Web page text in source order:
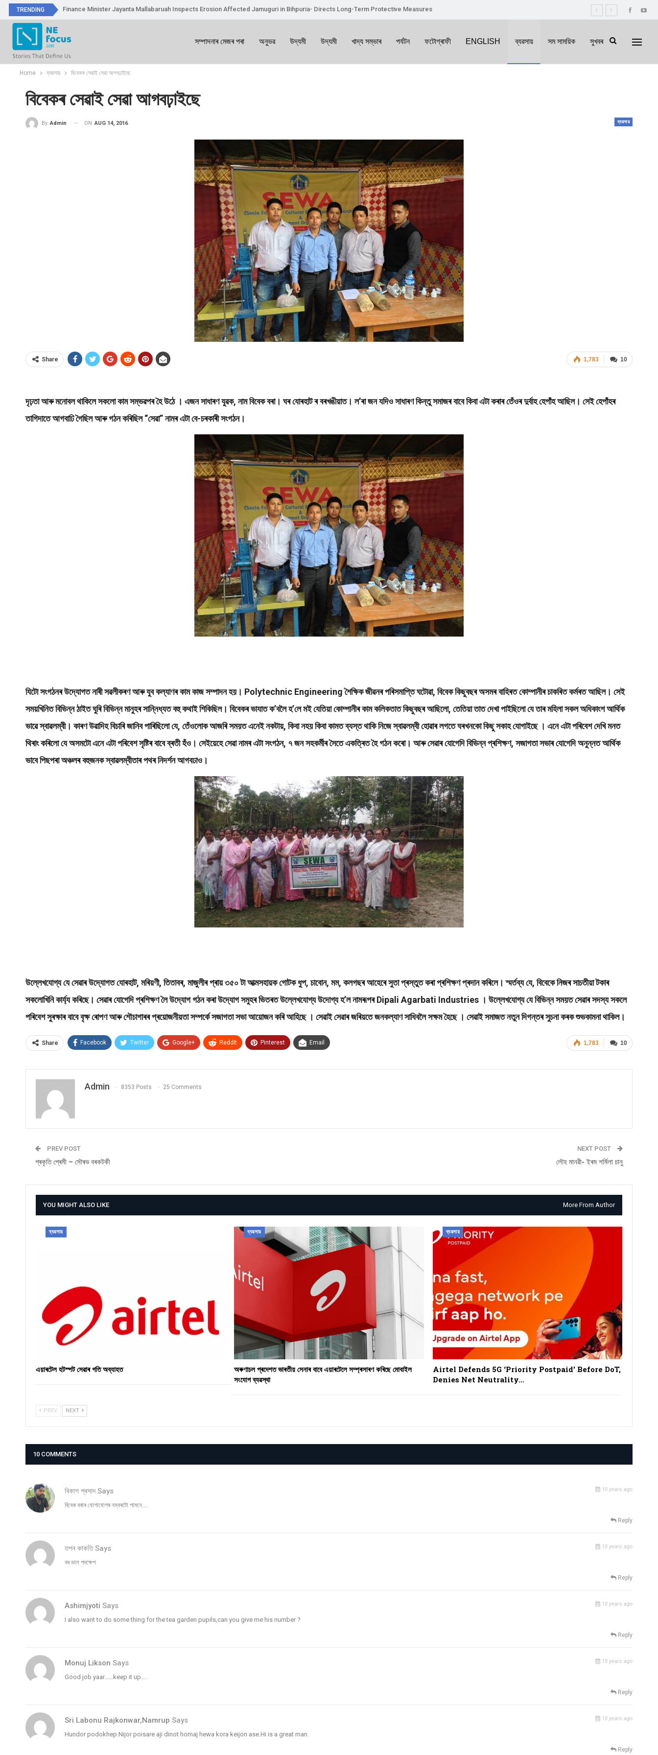
TRENDING Finance Minister Jayanta Mallabaruah Inspects Erosion Affected Jamuguri in Bihpuria- Directs Long-Term Protective Measures
সম্পাদনাৰ মেজৰ পৰা অনুভৱ উদ্যমী উদ্যমী খাদ্য সম্ভাৰ পৰ্যটন ফটোগ্ৰাফী ENGLISH ব্যৱসায় সম সাময়িক সুখবৰ
Home ব্যৱসায় বিবেকৰ সেৱাই সেৱা আগবঢ়াইছে
বিবেকৰ সেৱাই সেৱা আগবঢ়াইছে
ব্যৱসায়
By Admin ON AUG 14, 2016
10
1,783
Share
দৃঢ়তা আৰু মনোবল থাকিলে সকলো কাম সম্ভৱপৰ হৈ উঠে । এজন সাধাৰণ যুৱক, নাম বিবেক বৰা। ঘৰ যোৰহাট ৰ বৰখঙীয়াত। ল’ৰা জন যদিও সাধাৰণ কিন্তু সমাজৰ বাবে কিবা এটা কৰাৰ তেঁওৰ দুৰ্বাহ হেপাঁহ আছিল। সেই হেপাঁহৰ
তাগিদাতে আগবাঢি গৈছিল আৰু গঠন কৰিছিল “সেৱা” নামৰ এটা বে-চৰকাৰী সংগঠন।
যিটো সংগঠনৰ উদ্যোগত নাৰী সৱলীকৰণ আৰু যুব কল্যাণৰ কাম কাজ সম্পাদন হয়। Polytechnic Engineering শৈক্ষিক জীৱনৰ পৰিসমাপ্তি ঘটোৱা, বিবেক কিছুবছৰ অসমৰ বাহিৰত কোম্পানীৰ চাকৰিত কৰ্মৰত আছিল। সেই
সময়খিনিত বিভিন্ন ঠাইত ঘুৰি বিভিন্ন মানুহৰ সান্নিধ্যত বহু কথাই শিকিছিল। বিবেকৰ ভাযাত ক’বলৈ হ’লে মই যেতিয়া কোম্পানীৰ কাম কলিকতাত কিছুবছৰ আছিলো, তেতিয়া তাত দেখা পাইছিলো যে তাৰ মহিলা সকল অধিকাংশ আৰ্থিক
ভাৱে স্বাৱলম্বী। কাৰণ উৱাদিহ বিচাৰি জানিব পাৰিছিলো যে, তেঁওলোক আজৰি সময়ত এনেই নকটায়, কিবা নহয় কিবা কামত ব্যস্ত থাকি নিজে স্বাৱলম্বী হোৱাৰ লগতে ঘৰখনকো কিছু সকাহ যোগাইছে । এনে এটা পৰিবেশ দেখি মনত
থিৰাং কৰিলো যে অসমটো এনে এটা পৰিবেশ সৃষ্টিৰ বাবে ব্ৰতী হঁও। সেইয়েহে সেৱা নামৰ এটা সংগঠন, ৭ জন সহকৰ্মীৰ সৈতে একত্ৰিত হৈ গঠন কৰো। আৰু সেৱাৰ যোগেদি বিভিন্ন প্ৰশিক্ষণ, সজাগতা সভাৰ যোগেদি অনুন্নত আৰ্থিক
ভাবে পিছপৰা অঞ্চলৰ বহুজনক স্বাৱলম্বীতাৰ পথৰ নিদৰ্শন আগবঢাও।
উল্লেখযোগ্য যে সেৱাৰ উদ্যোগত যোৰহাট, মৰিয়ণী, তিতাবৰ, মাজুলীৰ প্ৰায় ৩৫০ টা আত্মসহায়ক গোটক ধুপ, চাবোন, মম, কলগছৰ আহেৰে সুতা প্ৰস্তুত কৰা প্ৰশিক্ষণ প্ৰদান কৰিলে। স্মৰ্তব্য যে, বিবেকে নিজৰ সাচতীয়া টকাৰ
সকলোখিনি কাৰ্য্য কৰিছে। সেৱাৰ যোগেদি প্ৰশিক্ষণ লৈ উদ্যোগ গঠন কৰা উদ্যোগ সমুহৰ ভিতৰত উল্লেখযোগ্য উদোগ্য হ’ল নামৰূপৰ Dipali Agarbati Industries । উল্লেখযোগ্য যে বিভিন্ন সময়ত সেৱাৰ সদস্য সকলে
পৰিবেশ সুৰক্ষাৰ বাবে বৃক্ষ ৰোপণ আৰু শৌচাগাৰৰ প্ৰয়োজনীয়তা সম্পৰ্কে সজাগতা সভা আয়োজন কৰি আহিছে । সেৱাই সেৱাৰ জৰিয়তে জনকল্যাণ সাধিবলৈ সক্ষম হৈছে । সেৱাই সমাজত নতুন দিগন্তৰ সুচনা কৰক শুভকামনা থাকিল।
10
1,783
Share Facebook Twitter Google+ ReddIt Pinterest Email
Admin 8353 Posts 25 Comments
PREV POST
প্ৰকৃতি প্ৰেমী – সৌৰভ বৰকটকী
NEXT POST
লৌহ মানৱী- ইৰম শৰ্মিলা চানু
YOU MIGHT ALSO LIKE More From Author
ব্যৱসায়
এয়াৰটেল হটস্পট সেৱাৰ গতি অব্যাহত
ব্যৱসায়
অৰুণাচল প্ৰদেশত ভাৰতীয় সেনাৰ বাবে এয়াৰটেলে সম্প্ৰসাৰণ কৰিছে মোবাইল
সংযোগ ব্যৱস্থা
ব্যৱসায়
Airtel Defends 5G ‘Priority Postpaid’ Before DoT,
Denies Net Neutrality…
PREV NEXT
10 COMMENTS
বিকাশ প্ৰসাদSays 10 years ago
বিবেক বৰাৰ যোগাযোগৰ নম্বৰটো পামনে….
Reply
তপন কাকতিSays 10 years ago
বৰ ভাল পদক্ষেপ
Reply
Ashimjyoti Says 10 years ago
I also want to do some thing for the tea garden pupils,can you give me his number ?
Reply
Monuj Likson Says 10 years ago
Good job yaar……keep it up….
Reply
Sri Labonu Rajkonwar,Namrup Says 10 years ago
Hundor podokhep.Nijor poisare aji dinot homaj hewa kora keijon ase.Hi is a great man.
Reply